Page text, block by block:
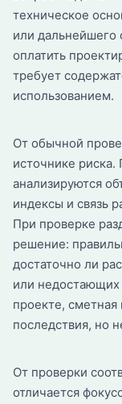
техническое
или дальнейшего
оплатить
требует
использованием.
От обычной
источнике
анализируются
индексы и связь
При проверке
решение:
достаточно ли
или недостающих
проекте,
последствия, но
От проверки
отличается